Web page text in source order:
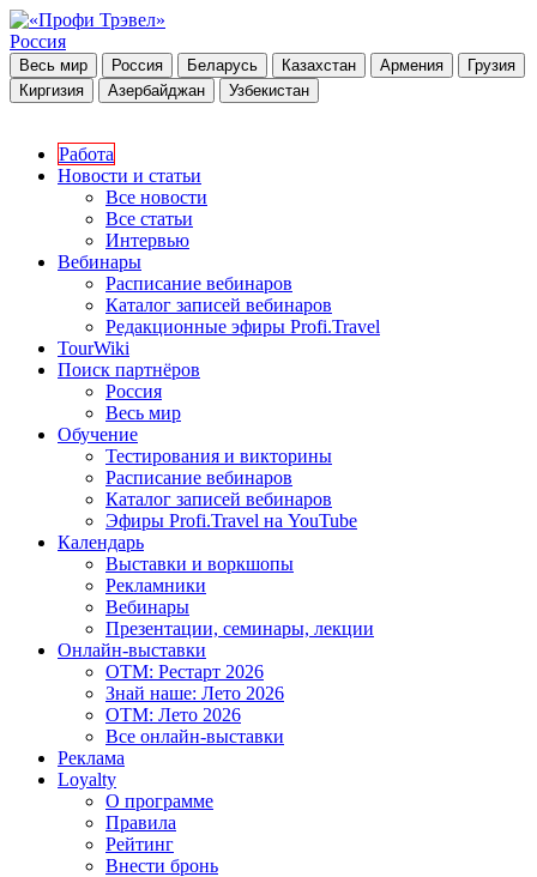
Россия
Весь мир Россия Беларусь Казахстан Армения
Грузия
Киргизия
Азербайджан Узбекистан
Работа
Новости и статьи
Все новости
Все статьи
Интервью
Вебинары
Расписание вебинаров
Каталог записей вебинаров
Редакционные эфиры Profi.Travel
TourWiki
Поиск партнёров
Россия
Весь мир
Обучение
Тестирования и викторины
Расписание вебинаров
Каталог записей вебинаров
Эфиры Profi.Travel на YouTube
Календарь
Выставки и воркшопы
Рекламники
Вебинары
Презентации, семинары, лекции
Онлайн-выставки
OTM: Рестарт 2026
Знай наше: Лето 2026
OTM: Лето 2026
Все онлайн-выставки
Реклама
Loyalty
О программе
Правила
Рейтинг
Внести бронь